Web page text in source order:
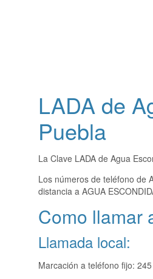
LADA de
Puebla
La Clave LADA de Agua
Los números de teléfono de
distancia a AGUA
Como llamar
Llamada local:
Marcación a teléfono fijo: